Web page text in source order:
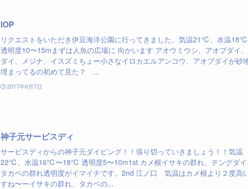
IOP
リクエストをいただき伊豆海洋公園に行ってきました。気温21℃、水温18℃
透明度10〜15mまずは人魚の広場に 向かいます アオウミウシ、アオブダイ
ダイ、メジナ、イスズミちょー小さなイロカエルアンコウ、アオブダイが砂
埋まってるの初めて見た？ ...
2017年6月7日
神子元サービスディ
サービスディからの神子元ダイビング！！張り切っていきましょう！！気温
22℃、水温16℃〜18℃ 透明度5〜10m1st カメ根イサキの群れ、テングダイ
タカベの群れ透明度がイマイチです。2nd 江ノ口 気温はカメ根より２度高
すね〜ーイサキの群れ、タカベの...